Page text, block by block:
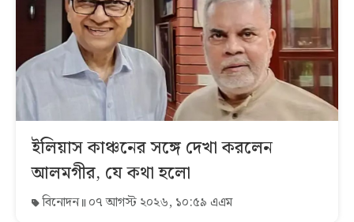
ইলিয়াস কাঞ্চনের সঙ্গে দেখা করলেন
আলমগীর, যে কথা হলো
বিনোদন ০৭ আগস্ট ২০২৬, ১০:৫৯ এএম